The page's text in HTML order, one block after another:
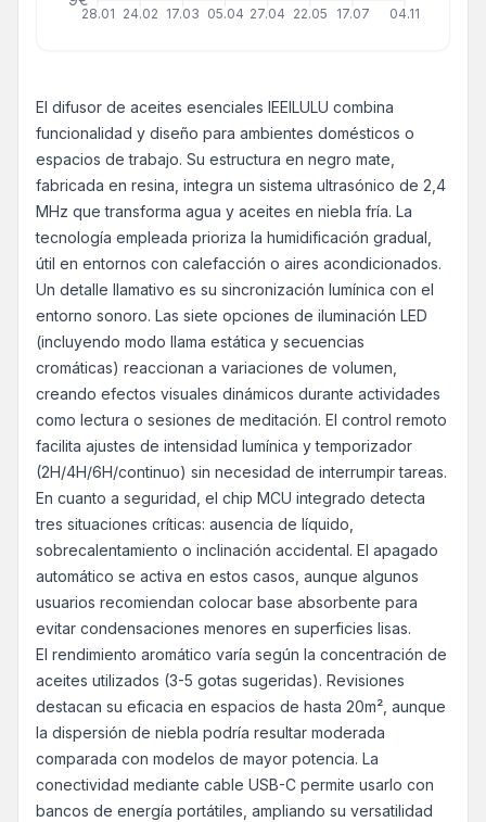
28.01 24.02 17.03 05.04 27.04 22.05 17.07 04.11
El difusor de aceites esenciales IEEILULU combina
funcionalidad y diseño para ambientes domésticos o
espacios de trabajo. Su estructura en negro mate,
fabricada en resina, integra un sistema ultrasónico de 2,4
MHz que transforma agua y aceites en niebla fría. La
tecnología empleada prioriza la humidificación gradual,
útil en entornos con calefacción o aires acondicionados.
Un detalle llamativo es su sincronización lumínica con el
entorno sonoro. Las siete opciones de iluminación LED
(incluyendo modo llama estática y secuencias
cromáticas) reaccionan a variaciones de volumen,
creando efectos visuales dinámicos durante actividades
como lectura o sesiones de meditación. El control remoto
facilita ajustes de intensidad lumínica y temporizador
(2H/4H/6H/continuo) sin necesidad de interrumpir tareas.
En cuanto a seguridad, el chip MCU integrado detecta
tres situaciones críticas: ausencia de líquido,
sobrecalentamiento o inclinación accidental. El apagado
automático se activa en estos casos, aunque algunos
usuarios recomiendan colocar base absorbente para
evitar condensaciones menores en superficies lisas.
El rendimiento aromático varía según la concentración de
aceites utilizados (3-5 gotas sugeridas). Revisiones
destacan su eficacia en espacios de hasta 20m², aunque
la dispersión de niebla podría resultar moderada
comparada con modelos de mayor potencia. La
conectividad mediante cable USB-C permite usarlo con
bancos de energía portátiles, ampliando su versatilidad